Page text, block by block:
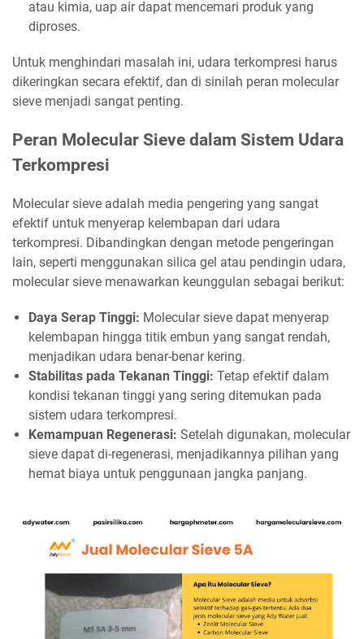
atau kimia, uap air dapat mencemari produk yang
diproses.
Untuk menghindari masalah ini, udara terkompresi harus
dikeringkan secara efektif, dan di sinilah peran molecular
sieve menjadi sangat penting.
Peran Molecular Sieve dalam Sistem Udara
Terkompresi
Molecular sieve adalah media pengering yang sangat
efektif untuk menyerap kelembapan dari udara
terkompresi. Dibandingkan dengan metode pengeringan
lain, seperti menggunakan silica gel atau pendingin udara,
molecular sieve menawarkan keunggulan sebagai berikut:
Daya Serap Tinggi: Molecular sieve dapat menyerap
kelembapan hingga titik embun yang sangat rendah,
menjadikan udara benar-benar kering.
Stabilitas pada Tekanan Tinggi: Tetap efektif dalam
kondisi tekanan tinggi yang sering ditemukan pada
sistem udara terkompresi.
Kemampuan Regenerasi: Setelah digunakan, molecular
sieve dapat di-regenerasi, menjadikannya pilihan yang
hemat biaya untuk penggunaan jangka panjang.